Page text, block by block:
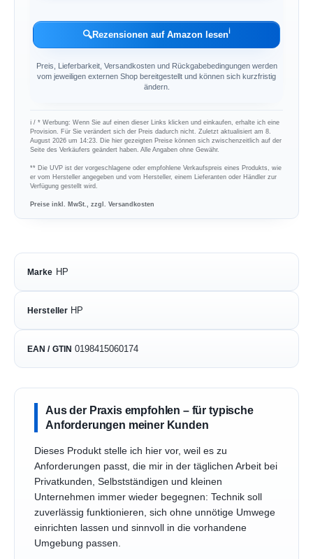
🔍Rezensionen auf Amazon lesenℹ︎
Preis, Lieferbarkeit, Versandkosten und Rückgabebedingungen werden
vom jeweiligen externen Shop bereitgestellt und können sich kurzfristig
ändern.
ℹ︎ / * Werbung: Wenn Sie auf einen dieser Links klicken und einkaufen, erhalte ich eine
Provision. Für Sie verändert sich der Preis dadurch nicht. Zuletzt aktualisiert am 8.
August 2026 um 14:23. Die hier gezeigten Preise können sich zwischenzeitlich auf der
Seite des Verkäufers geändert haben. Alle Angaben ohne Gewähr.
** Die UVP ist der vorgeschlagene oder empfohlene Verkaufspreis eines Produkts, wie
er vom Hersteller angegeben und vom Hersteller, einem Lieferanten oder Händler zur
Verfügung gestellt wird.
Preise inkl. MwSt., zzgl. Versandkosten
Marke HP
Hersteller HP
EAN / GTIN 0198415060174
Aus der Praxis empfohlen – für typische
Anforderungen meiner Kunden
Dieses Produkt stelle ich hier vor, weil es zu
Anforderungen passt, die mir in der täglichen Arbeit bei
Privatkunden, Selbstständigen und kleinen
Unternehmen immer wieder begegnen: Technik soll
zuverlässig funktionieren, sich ohne unnötige Umwege
einrichten lassen und sinnvoll in die vorhandene
Umgebung passen.